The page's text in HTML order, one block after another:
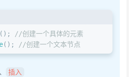
();
//创建一个具体的元素
(); //创建一个文本节点
、 插入